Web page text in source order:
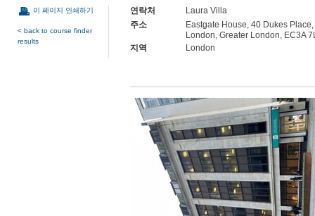
이 페이지 인쇄하기
< back to course finder
results
연락처
Laura Villa
주소
Eastgate House, 40 Dukes Place,
London, Greater London, EC3A
지역
London